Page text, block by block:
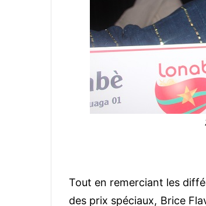
Tout en remerciant les
des prix spéciaux, Brice